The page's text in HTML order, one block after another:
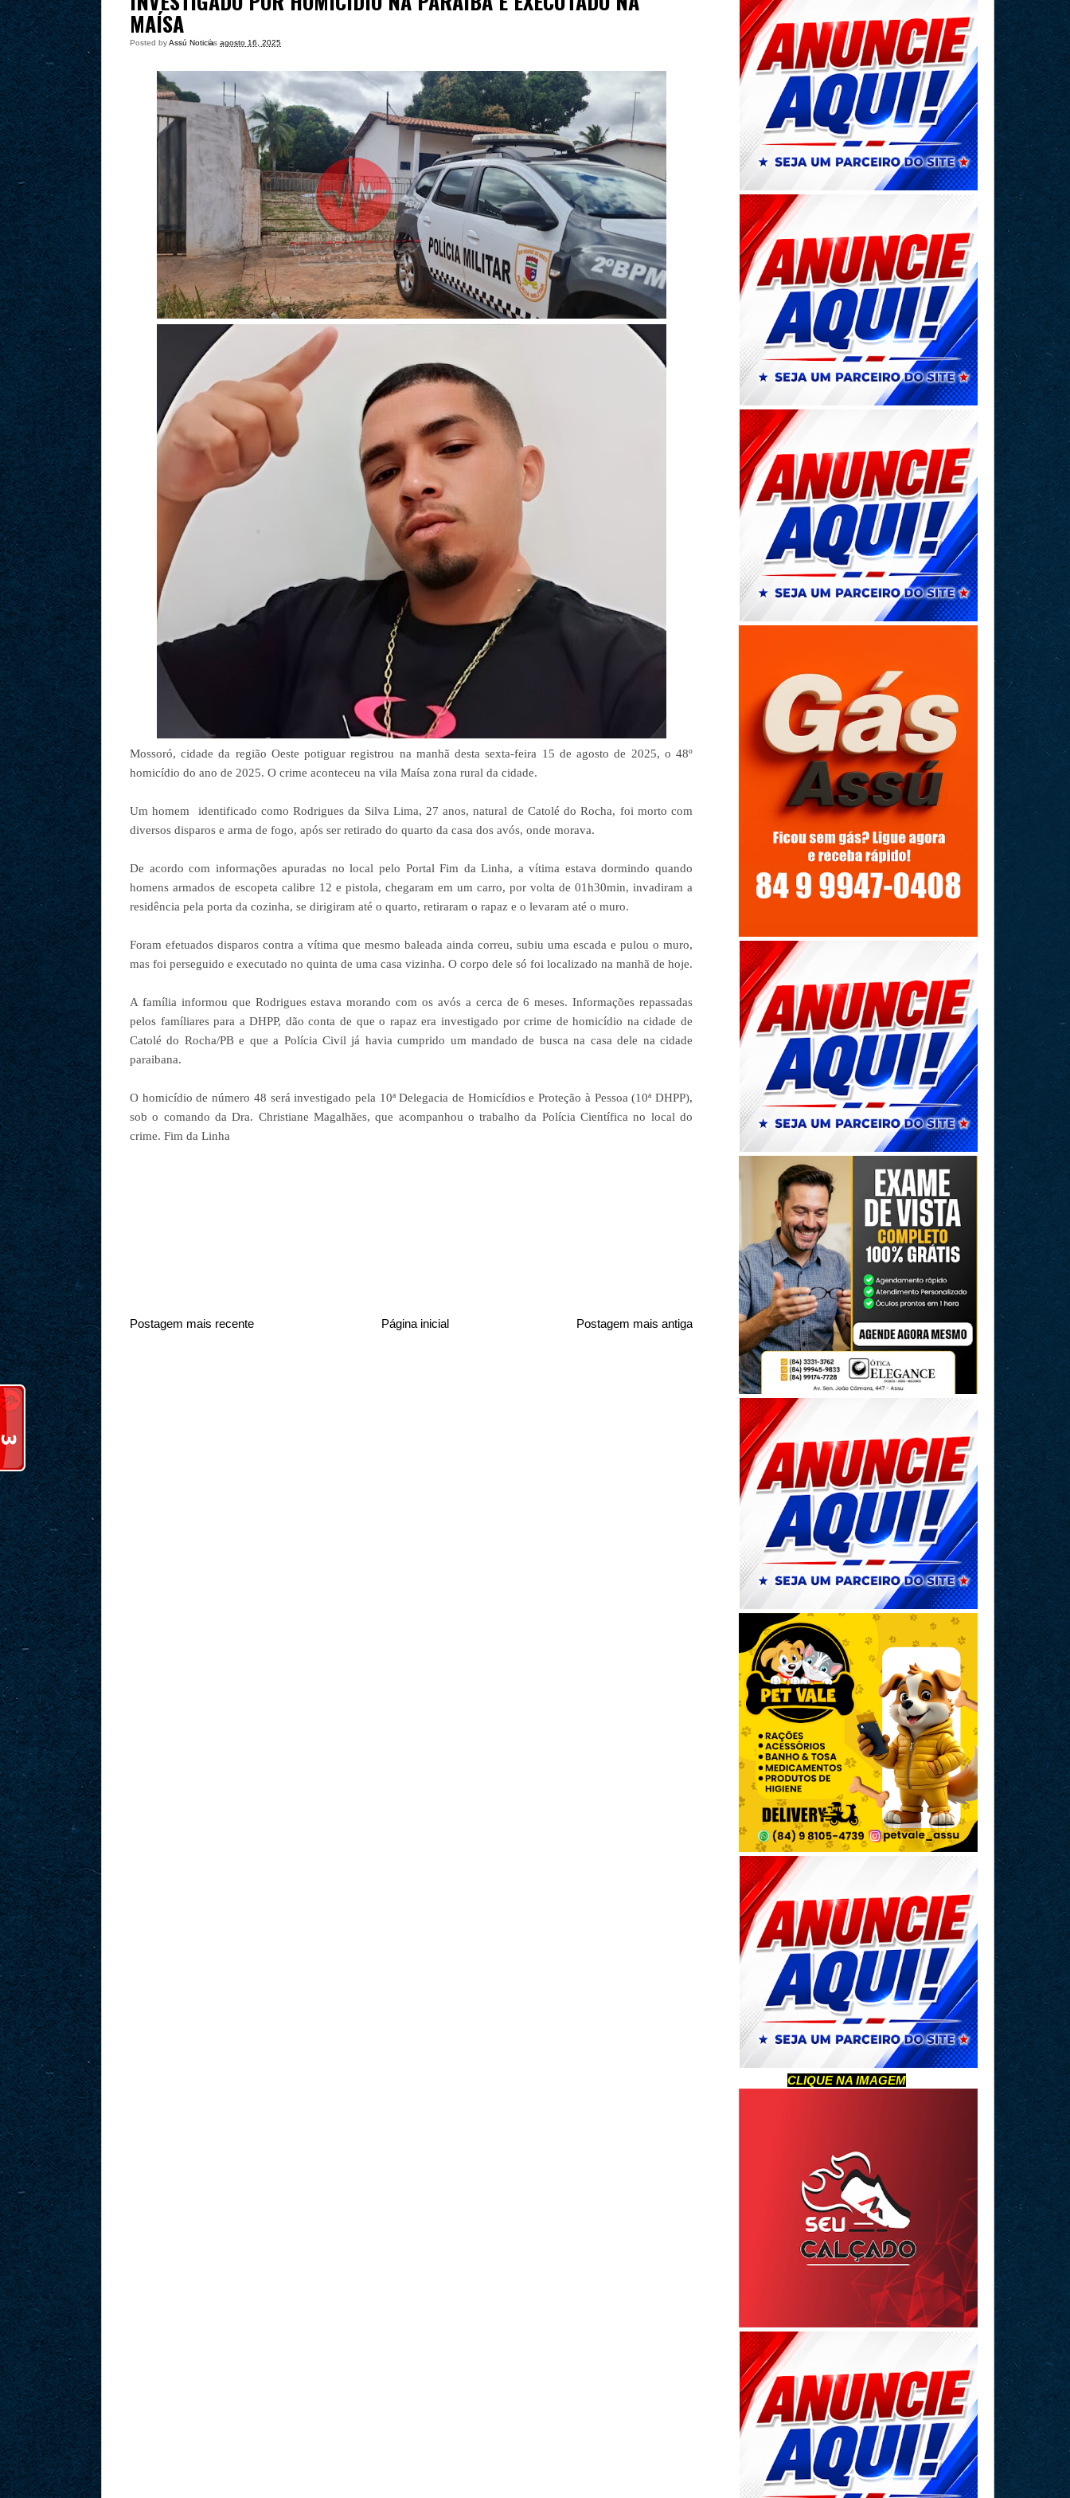
MAÍSA
Posted byAssú Noticia
às agosto 16, 2025
Mossoró, cidade da região Oeste potiguar registrou na manhã desta sexta-feira 15 de agosto de 2025, o 48º
homicídio do ano de 2025. O crime aconteceu na vila Maísa zona rural da cidade.
Um homem identificado como Rodrigues da Silva Lima, 27 anos, natural de Catolé do Rocha, foi morto com
diversos disparos e arma de fogo, após ser retirado do quarto da casa dos avós, onde morava.
De acordo com informações apuradas no local pelo Portal Fim da Linha, a vítima estava dormindo quando
homens armados de escopeta calibre 12 e pistola, chegaram em um carro, por volta de 01h30min, invadiram a
residência pela porta da cozinha, se dirigiram até o quarto, retiraram o rapaz e o levaram até o muro.
Foram efetuados disparos contra a vítima que mesmo baleada ainda correu, subiu uma escada e pulou o muro,
mas foi perseguido e executado no quinta de uma casa vizinha. O corpo dele só foi localizado na manhã de hoje.
A família informou que Rodrigues estava morando com os avós a cerca de 6 meses. Informações repassadas
pelos famíliares para a DHPP, dão conta de que o rapaz era investigado por crime de homicídio na cidade de
Catolé do Rocha/PB e que a Polícia Civil já havia cumprido um mandado de busca na casa dele na cidade
paraibana.
O homicídio de número 48 será investigado pela 10ª Delegacia de Homicídios e Proteção à Pessoa (10ª DHPP),
sob o comando da Dra. Christiane Magalhães, que acompanhou o trabalho da Polícia Científica no local do
crime. Fim da Linha
Postagem mais recente Postagem mais antiga
Página inicial
CLIQUE NA IMAGEM